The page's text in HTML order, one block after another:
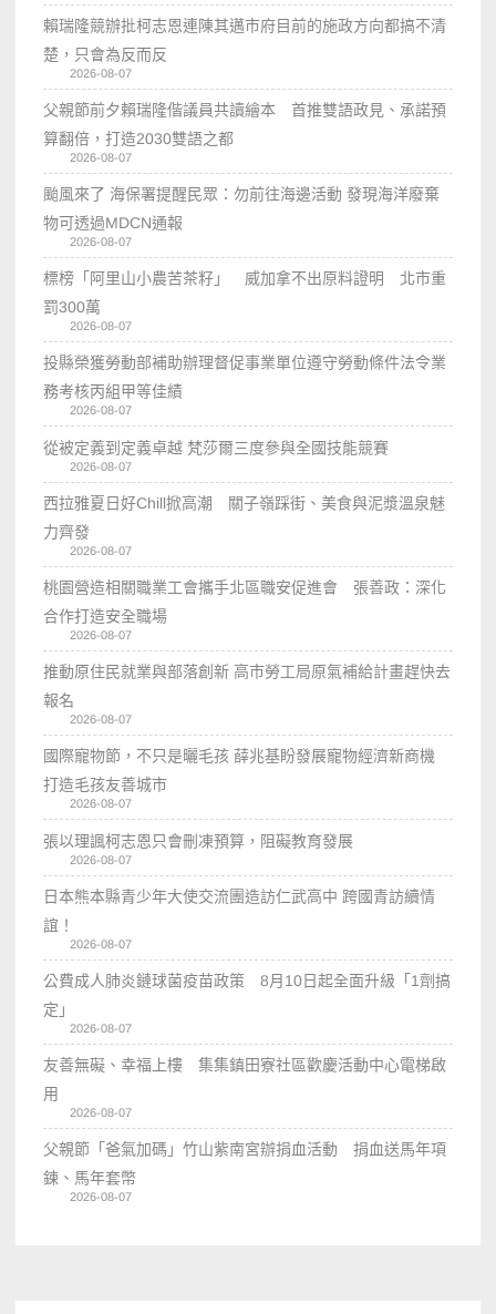
賴瑞隆競辦批柯志恩連陳其邁市府目前的施政方向都搞不清
楚，只會為反而反
2026-08-07
父親節前夕賴瑞隆偕議員共讀繪本 首推雙語政見、承諾預
算翻倍，打造2030雙語之都
2026-08-07
颱風來了 海保署提醒民眾：勿前往海邊活動 發現海洋廢棄
物可透過MDCN通報
2026-08-07
標榜「阿里山小農苦茶籽」 威加拿不出原料證明 北市重
罰300萬
2026-08-07
投縣榮獲勞動部補助辦理督促事業單位遵守勞動條件法令業
務考核丙組甲等佳績
2026-08-07
從被定義到定義卓越 梵莎爾三度參與全國技能競賽
2026-08-07
西拉雅夏日好Chill掀高潮 關子嶺踩街、美食與泥漿溫泉魅
力齊發
2026-08-07
桃園營造相關職業工會攜手北區職安促進會 張善政：深化
合作打造安全職場
2026-08-07
推動原住民就業與部落創新 高市勞工局原氣補給計畫趕快去
報名
2026-08-07
國際寵物節，不只是曬毛孩 薛兆基盼發展寵物經濟新商機
打造毛孩友善城市
2026-08-07
張以理諷柯志恩只會刪凍預算，阻礙教育發展
2026-08-07
日本熊本縣青少年大使交流團造訪仁武高中 跨國青訪續情
誼！
2026-08-07
公費成人肺炎鏈球菌疫苗政策 8月10日起全面升級「1劑搞
定」
2026-08-07
友善無礙、幸福上樓 集集鎮田寮社區歡慶活動中心電梯啟
用
2026-08-07
父親節「爸氣加碼」竹山紫南宮辦捐血活動 捐血送馬年項
鍊、馬年套幣
2026-08-07